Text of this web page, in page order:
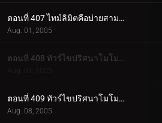
ตอนที่ 407 ไทม์ลิมิตคือบ่ายสามโมง
Aug. 01, 2005
ตอนที่ 408 ทัวร์ไขปริศนาโมโมทาโร่ (ตอนแรก)
Aug. 01, 2005
ตอนที่ 409 ทัวร์ไขปริศนาโมโมทาโร่ (ตอนจบ)
Aug. 08, 2005